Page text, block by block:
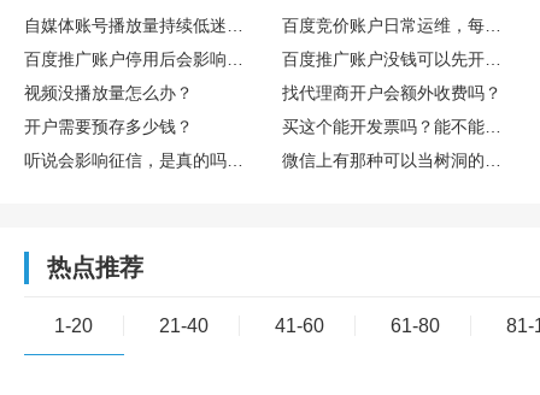
视频没播放量怎么办？
找代理商开户会额外收费吗？
开户需要预存多少钱？
热点推荐
1-20 21-40 41-60 61-80 81-